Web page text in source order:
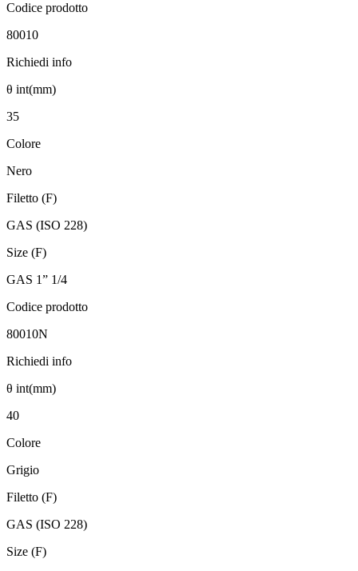
Codice prodotto
80010
Richiedi info
θ int(mm)
35
Colore
Nero
Filetto (F)
GAS (ISO 228)
Size (F)
GAS 1” 1/4
Codice prodotto
80010N
Richiedi info
θ int(mm)
40
Colore
Grigio
Filetto (F)
GAS (ISO 228)
Size (F)